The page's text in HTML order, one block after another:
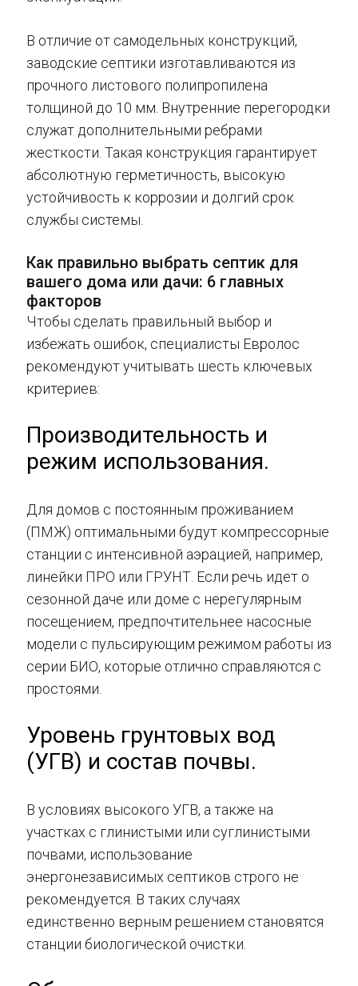
В отличие от самодельных конструкций,
заводские септики изготавливаются из
прочного листового полипропилена
толщиной до 10 мм. Внутренние перегородки
служат дополнительными ребрами
жесткости. Такая конструкция гарантирует
абсолютную герметичность, высокую
устойчивость к коррозии и долгий срок
службы системы.
Как правильно выбрать септик для
вашего дома или дачи: 6 главных
факторов
Чтобы сделать правильный выбор и
избежать ошибок, специалисты Евролос
рекомендуют учитывать шесть ключевых
критериев:
Производительность и
режим использования.
Для домов с постоянным проживанием
(ПМЖ) оптимальными будут компрессорные
станции с интенсивной аэрацией, например,
линейки ПРО или ГРУНТ. Если речь идет о
сезонной даче или доме с нерегулярным
посещением, предпочтительнее насосные
модели с пульсирующим режимом работы из
серии БИО, которые отлично справляются с
простоями.
Уровень грунтовых вод
(УГВ) и состав почвы.
В условиях высокого УГВ, а также на
участках с глинистыми или суглинистыми
почвами, использование
энергонезависимых септиков строго не
рекомендуется. В таких случаях
единственно верным решением становятся
станции биологической очистки.